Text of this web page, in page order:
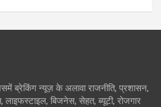
ब्रेकिंग न्यूज़ के अलावा राजनीति, प्रशासन,
बिजनेस, सेहत, ब्यूटी, रोजगार